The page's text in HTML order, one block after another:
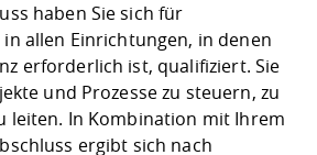
haben Sie sich für
allen Einrichtungen, in denen
erforderlich ist, qualifiziert. Sie
und Prozesse zu steuern, zu
leiten. In Kombination mit Ihrem
ergibt sich nach